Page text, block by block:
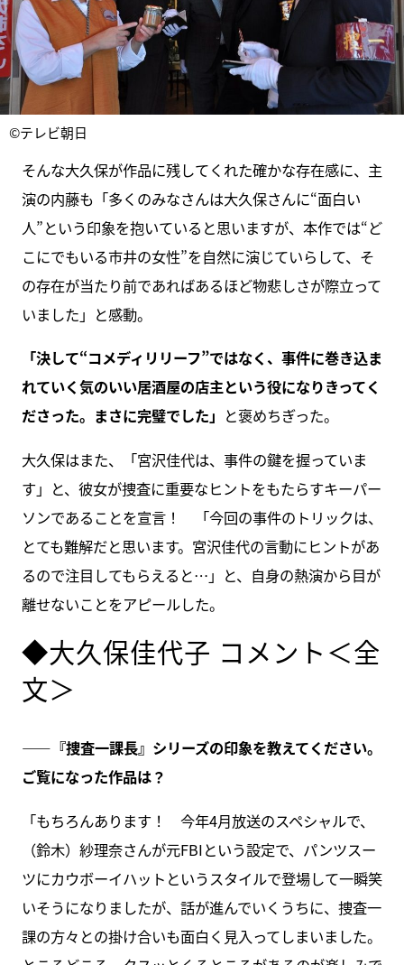
©テレビ朝日
そんな大久保が作品に残してくれた確かな存在感に、主
演の内藤も「多くのみなさんは大久保さんに“面白い
人”という印象を抱いていると思いますが、本作では“ど
こにでもいる市井の女性”を自然に演じていらして、そ
の存在が当たり前であればあるほど物悲しさが際立って
いました」と感動。
「決して“コメディリリーフ”ではなく、事件に巻き込ま
れていく気のいい居酒屋の店主という役になりきってく
ださった。まさに完璧でした」 と褒めちぎった。
大久保はまた、「宮沢佳代は、事件の鍵を握っていま
す」と、彼女が捜査に重要なヒントをもたらすキーパー
ソンであることを宣言！ 「今回の事件のトリックは、
とても難解だと思います。宮沢佳代の言動にヒントがあ
るので注目してもらえると…」と、自身の熱演から目が
離せないことをアピールした。
◆大久保佳代子 コメント＜全
文＞
――『捜査一課長』シリーズの印象を教えてください。
ご覧になった作品は？
「もちろんあります！ 今年4月放送のスペシャルで、
（鈴木）紗理奈さんが元FBIという設定で、パンツスー
ツにカウボーイハットというスタイルで登場して一瞬笑
いそうになりましたが、話が進んでいくうちに、捜査一
課の方々との掛け合いも面白く見入ってしまいました。